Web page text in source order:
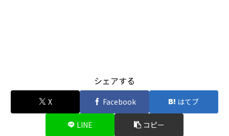
シェアする
X Facebook はてブ
LINE コピー